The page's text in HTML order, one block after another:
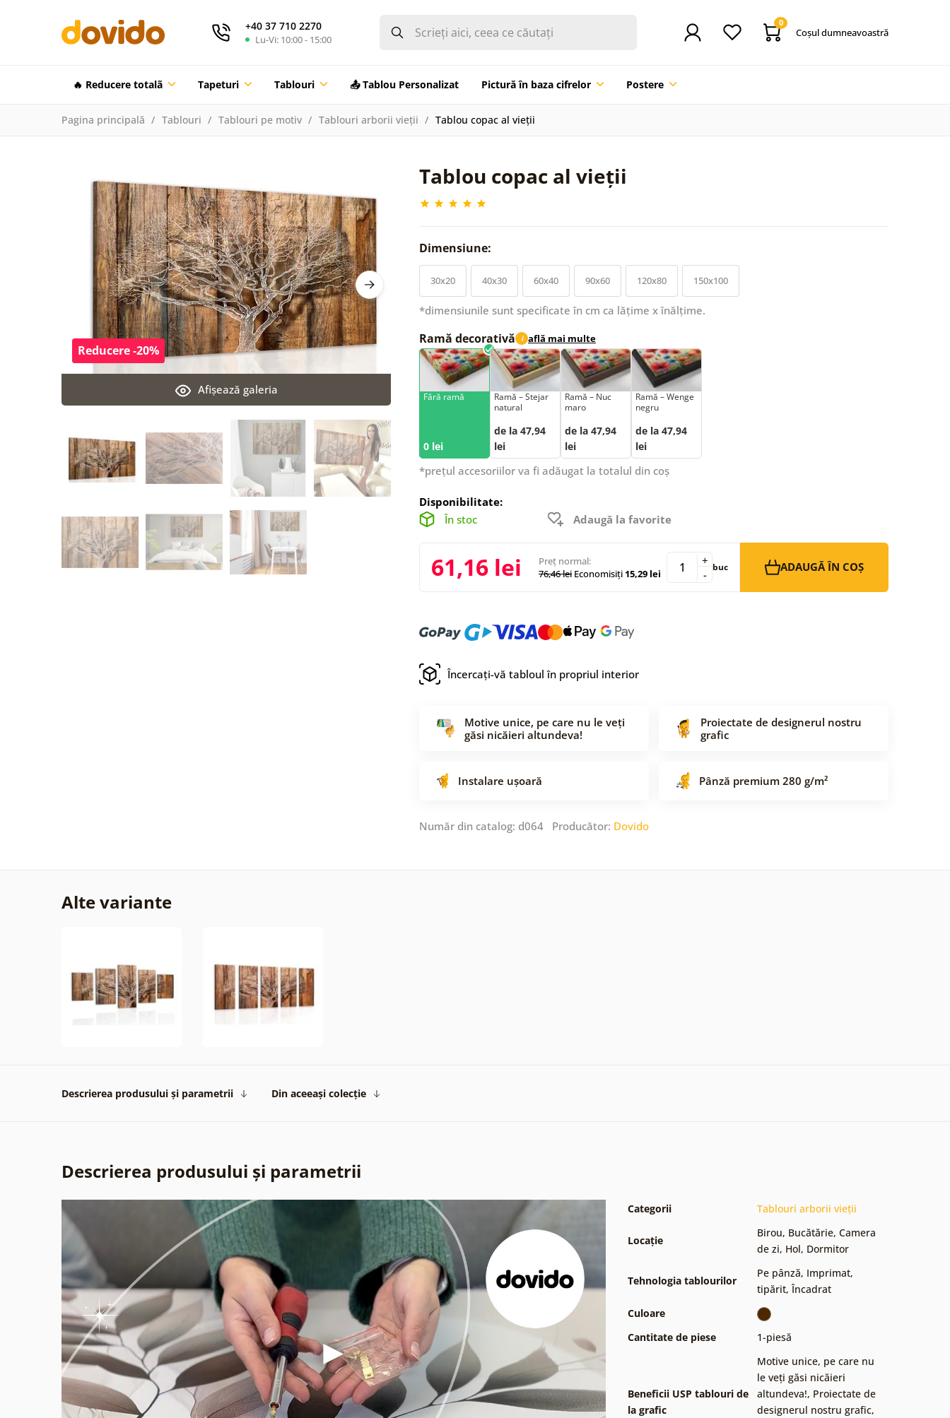
+40 37 710 2270
Lu-Vi: 10:00 - 15:00
0
Coşul dumneavoastră
🔥 Reducere totalã Tapeturi Tablouri 📤 Tablou Personalizat Pictură în baza cifrelor Postere
Pagina principală Tablouri Tablouri pe motiv Tablouri arborii vieții Tablou copac al vieții
Tablou copac al vieții
Afişează galeria
Reducere -20%
Dimensiune:
30x20 40x30 60x40 90x60 120x80 150x100
*dimensiunile sunt specificate în cm ca lățime x înălțime.
Ramă decorativă i află mai multe
Fără ramă
0 lei
Ramă – Stejar
natural
de la 47,94
lei
Ramă – Nuc
maro
de la 47,94
lei
Ramă – Wenge
negru
de la 47,94
lei
*prețul accesoriilor va fi adăugat la totalul din coș
Disponibilitate:
În stoc
Adaugă la favorite
61,16 lei
Preț normal:
76,46 lei Economisiți 15,29 lei -
+ buc ADAUGĂ ÎN COȘ
Încercați-vă tabloul în propriul interior
Motive unice, pe care nu le veți
găsi nicăieri altundeva!
Proiectate de designerul nostru
grafic
Instalare ușoară Pânză premium 280 g/m²
Număr din catalog: d064 Producător: Dovido
Alte variante
Descrierea produsului și parametrii Din aceeași colecție
Descrierea produsului și parametrii
Categorii Tablouri arborii vieții
Locație
Birou, Bucătărie, Camera
de zi, Hol, Dormitor
Tehnologia tablourilor
Pe pânză, Imprimat,
tipărit,Încadrat
Culoare
Cantitate de piese
1-piesă
Beneficii USP tablouri de
la grafic
Motive unice, pe care nu
le veți găsi nicăieri
altundeva!, Proiectate de
designerul nostru grafic,